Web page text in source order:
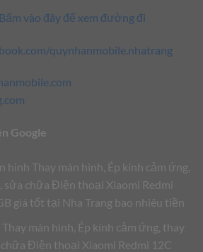
Bấm vào đây để xem đường đi
quynhanmobile.nhatrang
Google
hình Thay màn hình, Ép kính cảm ứng,
sửa chữa Điện thoại Xiaomi Redmi
giá tốt tại Nha Trang bao nhiêu tiền
màn hình, Ép kính cảm ứng, thay
chữa Điện thoại Xiaomi Redmi 12C